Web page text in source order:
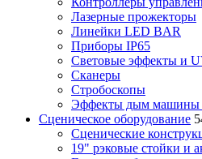
Лазерные прожекторы
Линейки LED BAR
Приборы IP65
Световые эффекты и
Сканеры
Стробоскопы
Эффекты дым машины
Сценическое оборудование
Сценические
19" рэковые стойки и